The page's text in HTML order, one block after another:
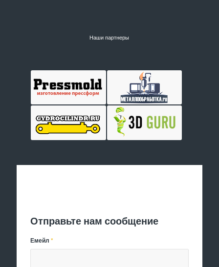
Наши партнеры
Отправьте нам сообщение
Емейл*